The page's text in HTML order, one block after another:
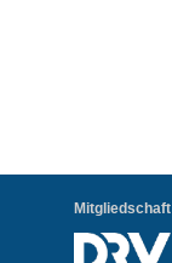
Mitgliedschaft